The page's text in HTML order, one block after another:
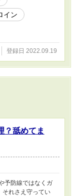
イン
登録日 2022.09.19
？舐めてま
予防線ではなくガ
それさえ守ってい